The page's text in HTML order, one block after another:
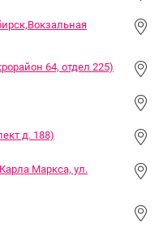
64, отдел 225)
д. 188)
Маркса, ул.